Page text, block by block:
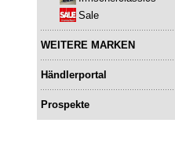
Sale
WEITERE MARKEN
Händlerportal
Prospekte